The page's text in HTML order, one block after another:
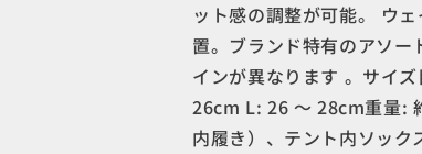
ット感の調整が可能。 ウ
置。ブランド特有のアソ
インが異なります 。​ サイ
26cm L: 26 〜 28cm​ 重量:
内履き）、テント内ソッ